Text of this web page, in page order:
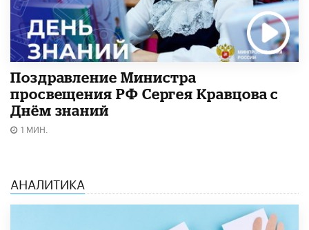
Поздравление Министра
просвещения РФ Сергея Кравцова с
Днём знаний
1 МИН.
АНАЛИТИКА